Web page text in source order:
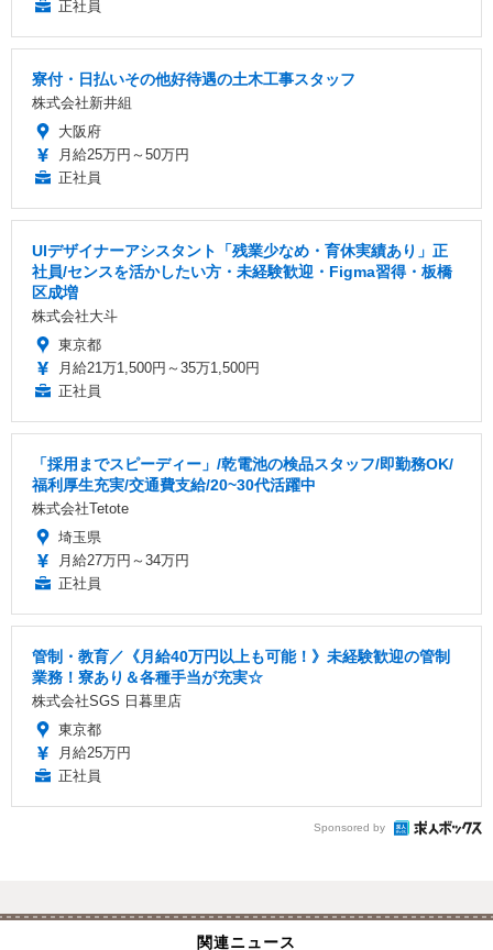
正社員
寮付・日払いその他好待遇の土木工事スタッフ
株式会社新井組
大阪府
月給25万円～50万円
正社員
UIデザイナーアシスタント「残業少なめ・育休実績あり」正
社員/センスを活かしたい方・未経験歓迎・Figma習得・板橋
区成増
株式会社大斗
東京都
月給21万1,500円～35万1,500円
正社員
「採用までスピーディー」/乾電池の検品スタッフ/即勤務OK/
福利厚生充実/交通費支給/20~30代活躍中
株式会社Tetote
埼玉県
月給27万円～34万円
正社員
管制・教育／《月給40万円以上も可能！》未経験歓迎の管制
業務！寮あり＆各種手当が充実☆
株式会社SGS 日暮里店
東京都
月給25万円
正社員
Sponsored by
関連ニュース